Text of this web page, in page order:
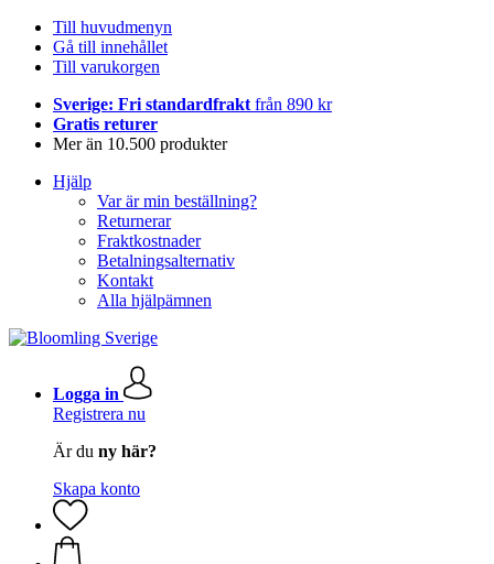
Till huvudmenyn
Gå till innehållet
Till varukorgen
Sverige: Fri standardfrakt från 890 kr
Gratis returer
Mer än 10.500 produkter
Hjälp
Var är min beställning?
Returnerar
Fraktkostnader
Betalningsalternativ
Kontakt
Alla hjälpämnen
Logga in
Registrera nu
Är du ny här?
Skapa konto